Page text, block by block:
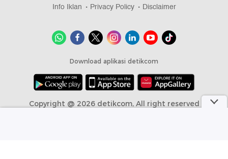
Info Iklan
Privacy Policy Disclaimer
Download aplikasi detikcom
Copyright @ 2026 detikcom, All right reserved